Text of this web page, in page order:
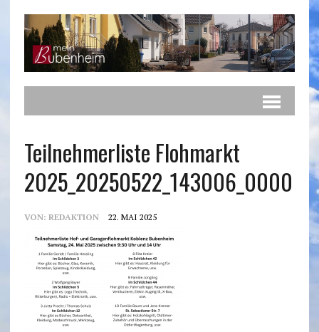
Teilnehmerliste Flohmarkt
2025_20250522_143006_0000
VON: REDAKTION 22. MAI 2025